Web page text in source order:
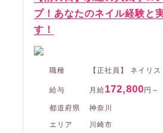
プ！あなたのネイル経験と
す！
職種 【正社員】 ネイリス
給与 月給172,800 円～
都道府県
神奈川
エリア
川崎市